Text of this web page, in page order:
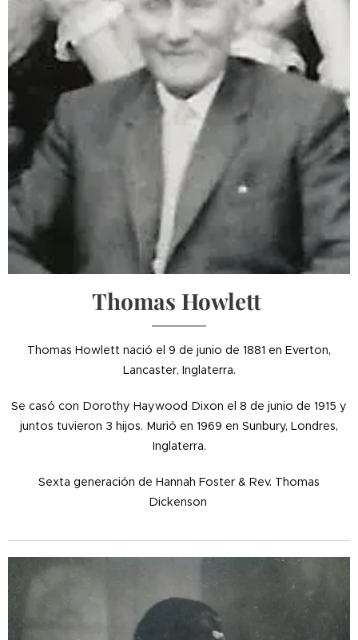
Thomas Howlett
Thomas Howlett nació el 9 de junio de 1881 en Everton,
Lancaster, Inglaterra.
Se casó con Dorothy Haywood Dixon el 8 de junio de 1915 y
juntos tuvieron 3 hijos. Murió en 1969 en Sunbury, Londres,
Inglaterra.
Sexta generación de Hannah Foster & Rev. Thomas
Dickenson